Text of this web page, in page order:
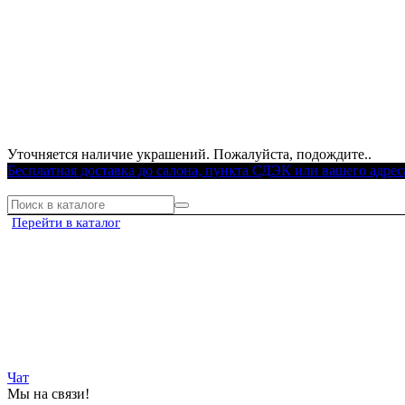
Уточняется наличие украшений. Пожалуйста, подождите..
Бесплатная доставка до салона, пункта СДЭК или вашего
Перейти в каталог
Чат
Мы на связи!